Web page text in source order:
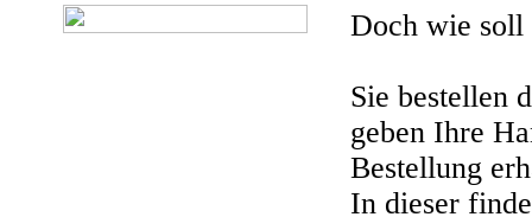
Doch wie soll
Sie bestellen
geben Ihre
Bestellung
In dieser